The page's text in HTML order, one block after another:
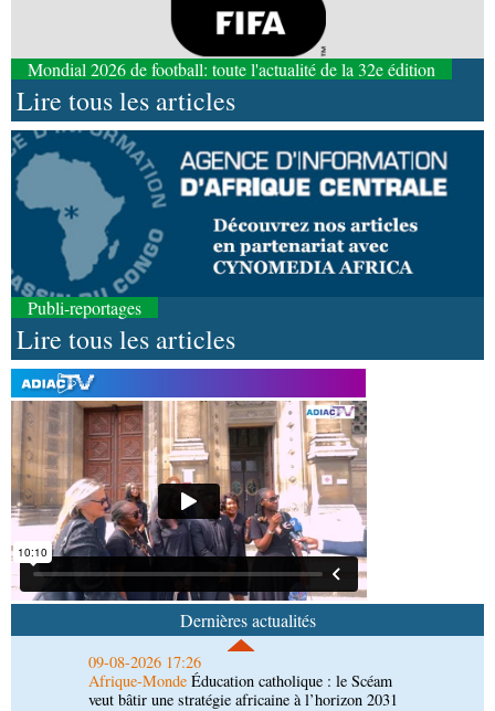
Mondial 2026 de football: toute l'actualité de la 32e édition
Lire tous les articles
Publi-reportages
Lire tous les articles
Dernières actualités
10-08-2026 10:14
ÉconomieGfac : une vitrine pour les entrepreneurs
et les agriculteurs du pays
10-08-2026 09:54
PolitiqueCommémoration : Denis Sassou
N’Guesso honore la mémoire des siens
09-08-2026 17:26
Éducation catholique : le Scéam
veut bâtir une stratégie africaine à l’horizon 2031
09-08-2026 15:28
Afrique-Monde Crise migratoire : l’UE salue
l’action conjointe du Maroc et de l’Espagne